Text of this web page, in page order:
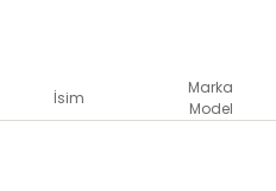
İsim
Marka
Model